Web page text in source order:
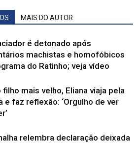
MAIS DO AUTOR
é detonado após
machistas e homofóbicos
do Ratinho; veja vídeo
filho mais velho, Eliana viaja pela
e faz reflexão: ‘Orgulho de ver
relembra declaração deixada